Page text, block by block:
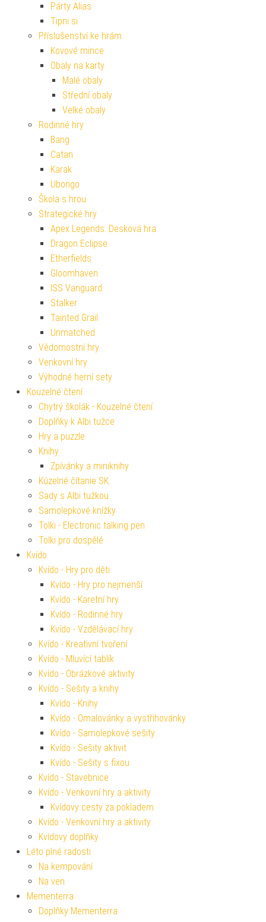
Párty Alias
Tipni si
Příslušenství ke hrám
Kovové mince
Obaly na karty
Malé obaly
Střední obaly
Velké obaly
Rodinné hry
Bang
Catan
Karak
Ubongo
Škola s hrou
Strategické hry
Apex Legends: Desková hra
Dragon Eclipse
Etherfields
Gloomhaven
ISS Vanguard
Stalker
Tainted Grail
Unmatched
Vědomostní hry
Venkovní hry
Výhodné herní sety
Kouzelné čtení
Chytrý školák - Kouzelné čtení
Doplňky k Albi tužce
Hry a puzzle
Knihy
Zpívánky a miniknihy
Kúzelné čítanie SK
Sady s Albi tužkou
Samolepkové knížky
Tolki - Electronic talking pen
Tolki pro dospělé
Kvído
Kvído - Hry pro děti
Kvído - Hry pro nejmenší
Kvído - Karetní hry
Kvído - Rodinné hry
Kvído - Vzdělávací hry
Kvído - Kreativní tvoření
Kvído - Mluvící tablík
Kvído - Obrázkové aktivity
Kvído - Sešity a knihy
Kvído - Knihy
Kvído - Omalovánky a vystřihovánky
Kvído - Samolepkové sešity
Kvído - Sešity aktivit
Kvído - Sešity s fixou
Kvído - Stavebnice
Kvído - Venkovní hry a aktivity
Kvídovy cesty za pokladem
Kvído - Venkovní hry a aktivity
Kvídovy doplňky
Léto plné radosti
Na kempování
Na ven
Mementerra
Doplňky Mementerra